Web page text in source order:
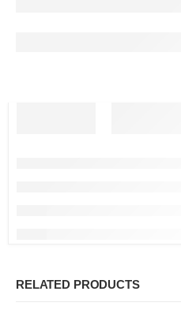
RELATED PRODUCTS